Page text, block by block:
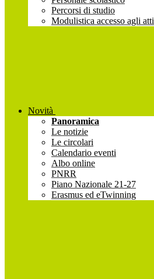
Percorsi di studio
Modulistica accesso agli atti
Novità
Panoramica
Le notizie
Le circolari
Calendario eventi
Albo online
PNRR
Piano Nazionale 21-27
Erasmus ed eTwinning